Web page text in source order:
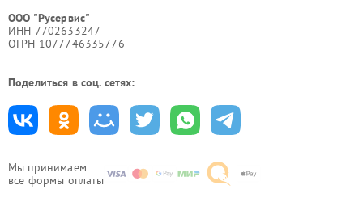
Мы принимаем
все формы оплаты
ООО "Русервис"
ИНН 7702633247
ОГРН 1077746335776
Поделиться в соц. сетях: